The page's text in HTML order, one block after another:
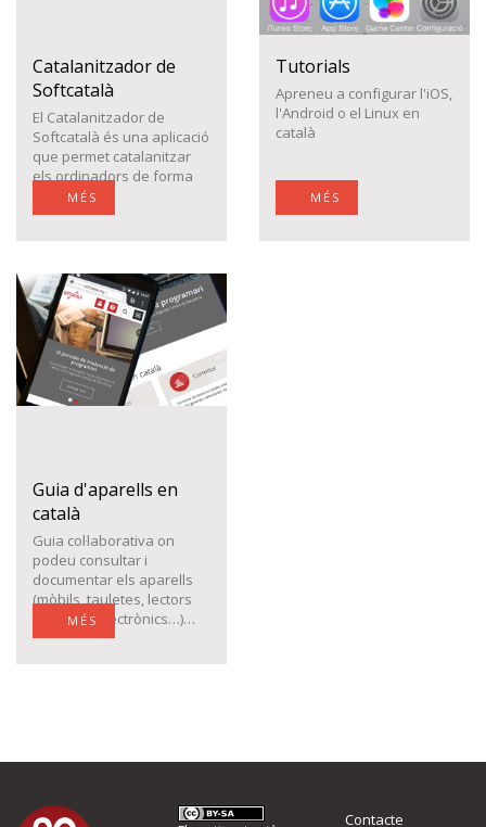
Catalanitzador de
Softcatalà
El Catalanitzador de
Softcatalà és una aplicació
que permet catalanitzar
els ordinadors de forma
senzilla…
MÉS
Tutorials
Apreneu a configurar l'iOS,
l'Android o el Linux en
català
MÉS
Guia d'aparells en
català
Guia col·laborativa on
podeu consultar i
documentar els aparells
(mòbils, tauletes, lectors
de llibres electrònics…)…
MÉS
Contacte